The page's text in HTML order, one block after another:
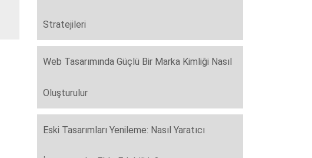
Stratejileri
Web Tasarımında Güçlü Bir Marka Kimliği Nasıl
Oluşturulur
Eski Tasarımları Yenileme: Nasıl Yaratıcı